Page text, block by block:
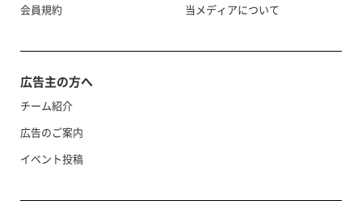
会員規約
当メディアについて
広告主の方へ
チーム紹介
広告のご案内
イベント投稿